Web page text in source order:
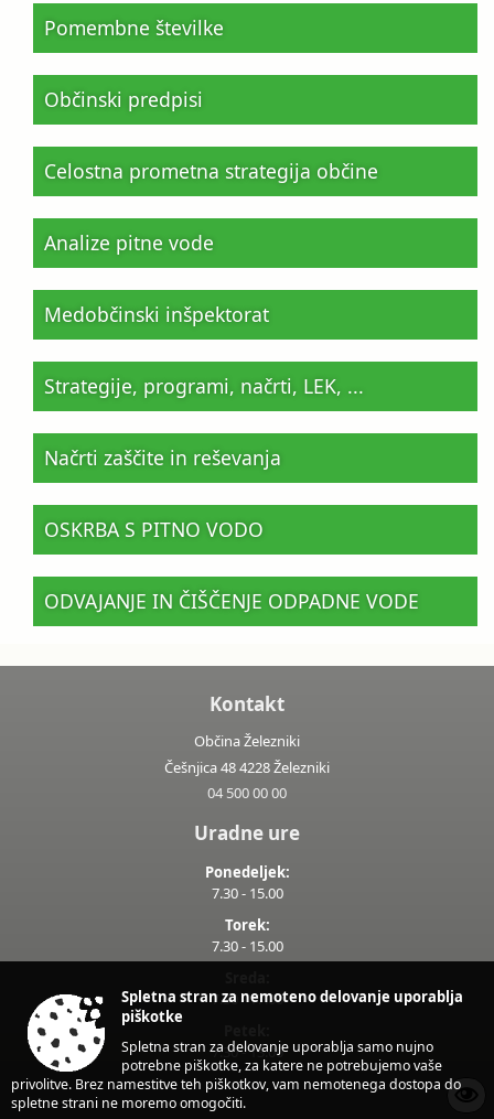
Pomembne številke
Občinski predpisi
Celostna prometna strategija občine
Analize pitne vode
Medobčinski inšpektorat
Strategije, programi, načrti, LEK, ...
Načrti zaščite in reševanja
OSKRBA S PITNO VODO
ODVAJANJE IN ČIŠČENJE ODPADNE VODE
Kontakt
Občina Železniki
Češnjica 48 4228 Železniki
04 500 00 00
Uradne ure
Ponedeljek:
7.30 - 15.00
Torek:
7.30 - 15.00
7.30 - 17.00
7.30 - 13.00
Spletna stran za nemoteno delovanje uporablja
piškotke
Spletna stran za delovanje uporablja samo nujno
potrebne piškotke, za katere ne potrebujemo vaše
privolitve. Brez namestitve teh piškotkov, vam nemotenega dostopa do
spletne strani ne moremo omogočiti.